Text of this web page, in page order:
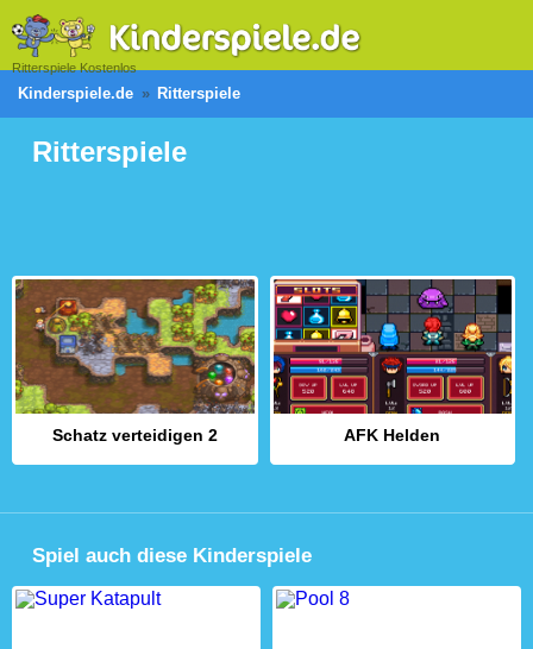
Ritterspiele Kostenlos
Kinderspiele.de Ritterspiele
Ritterspiele
Schatz verteidigen 2 AFK Helden
Spiel auch diese Kinderspiele